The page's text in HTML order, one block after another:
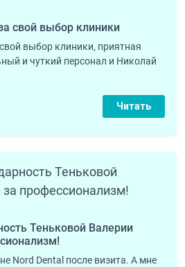
свой выбор клиники
выбор клиники, приятная
и чуткий персонал и Николай
Читать
Теньковой Валерии
Nord Dental после визита. А мне